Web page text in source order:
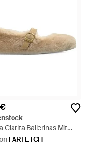
Clarita Ballerinas Mit
Finish - Weiß
FARFETCH